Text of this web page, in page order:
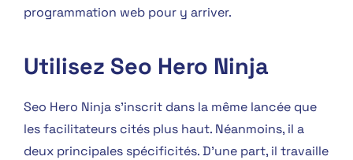
programmation web pour y arriver.
Utilisez Seo Hero Ninja
Seo Hero Ninja s’inscrit dans la même lancée que
les facilitateurs cités plus haut. Néanmoins, il a
deux principales spécificités. D’une part, il travaille